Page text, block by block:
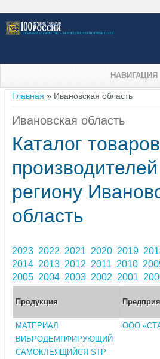
НАВИГАЦИЯ
Вы здесь
Главная » Ивановская область
Ивановская область
Каталог
региону
область
2023 2022 2021 2020 2019
2014 2013 2012 2011 2010
2005 2004 2003 2002 2001
Продукция
МАТЕРИАЛ
ВИБРОДЕМПФИРУЮЩИЙ
САМОКЛЕЯЩИЙСЯ STP
ООО